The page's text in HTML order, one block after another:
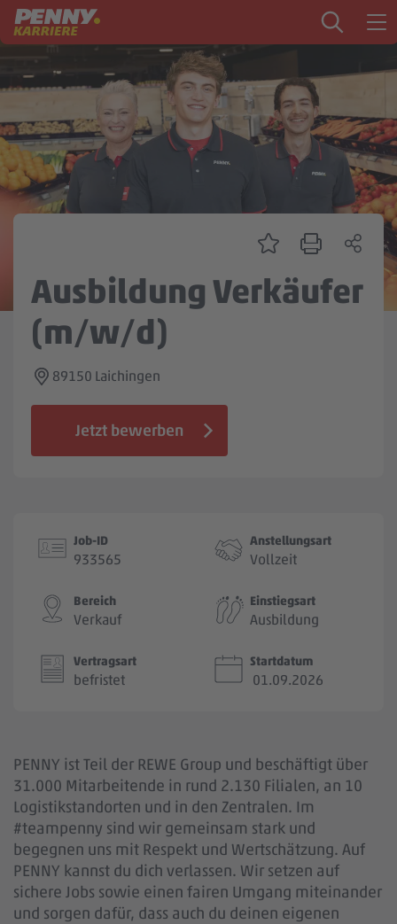
Zum Inhalt springen
Startseite
PENNY als Arbeitgeber
Ausbildung
Zentrale & Vertrieb
Mein Kandidat:innenprofil
Jobbörse
Ausbildung Verkäufer
(m/w/d)
89150 Laichingen
Jetzt bewerben
Job-ID
933565
Anstellungsart
Vollzeit
Bereich
Verkauf
Einstiegsart
Ausbildung
Vertragsart
befristet
Startdatum
01.09.2026
PENNY ist Teil der REWE Group und beschäftigt über
31.000 Mitarbeitende in rund 2.130 Filialen, an 10
Logistikstandorten und in den Zentralen. Im
#teampenny sind wir gemeinsam stark und
begegnen uns mit Respekt und Wertschätzung. Auf
PENNY kannst du dich verlassen. Wir setzen auf
sichere Jobs sowie einen fairen Umgang miteinander
und sorgen dafür, dass auch du deinen eigenen